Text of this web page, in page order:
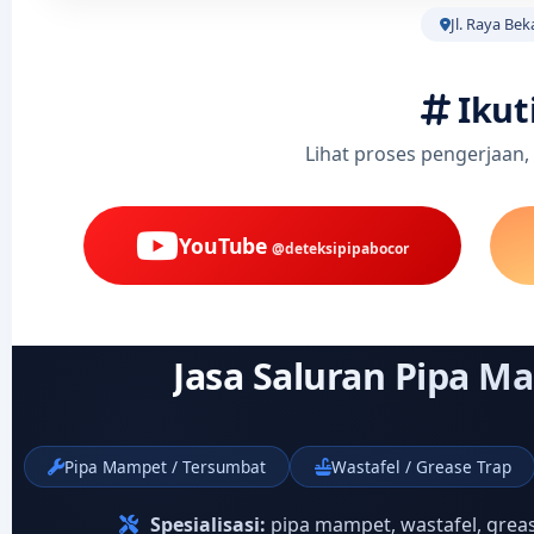
Jl. Raya
Ikuti
Lihat proses
YouTube @deteksipipabocor
Jasa Saluran Pipa
Pipa Mampet / Tersumbat Wastafel / Grease Trap
Spesialisasi: pipa mampet, wastafel,